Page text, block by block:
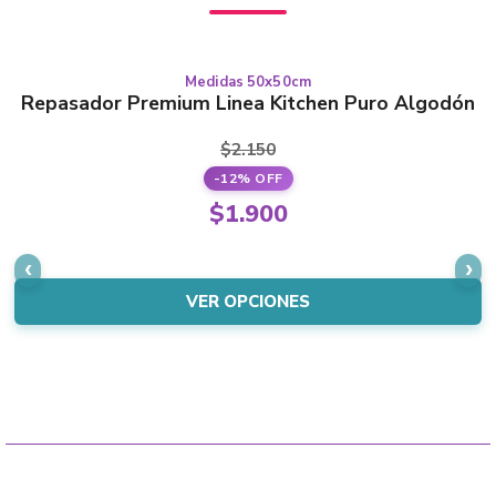
Medidas 50x50cm
Repasador Premium Linea Kitchen Puro Algodón
$2.150
-12% OFF
Original
price
$2.150.
$1.900
price
is:
$1.900.
VER OPCIONES
This
product
has
multiple
variants.
The
may
be
chosen
page